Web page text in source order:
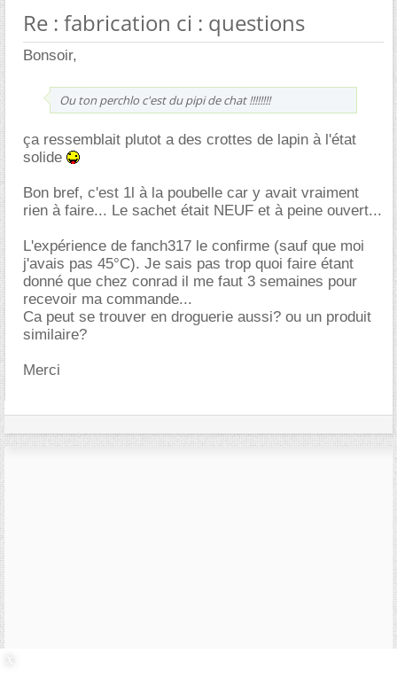
Re : fabrication ci : questions
Bonsoir,
Ou ton perchlo c'est du pipi de chat !!!!!!!!
ça ressemblait plutot a des crottes de lapin à l'état
solide
Bon bref, c'est 1l à la poubelle car y avait vraiment
rien à faire... Le sachet était NEUF et à peine ouvert...
L'expérience de fanch317 le confirme (sauf que moi
j'avais pas 45°C). Je sais pas trop quoi faire étant
donné que chez conrad il me faut 3 semaines pour
recevoir ma commande...
Ca peut se trouver en droguerie aussi? ou un produit
similaire?
Merci